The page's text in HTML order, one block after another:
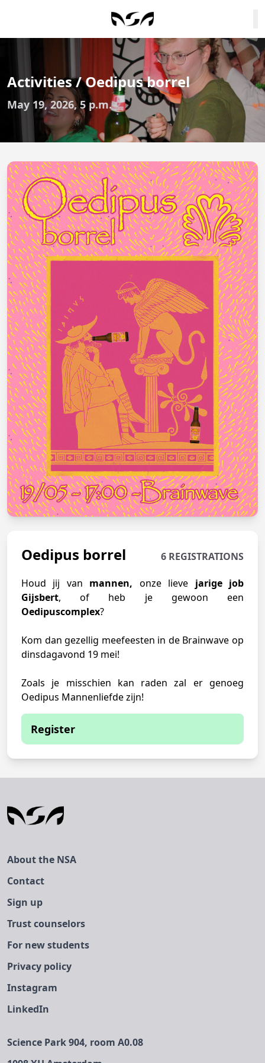
Activities / Oedipus borrel
May 19, 2026, 5 p.m.
Oedipus borrel 6 REGISTRATIONS
Houd jij van mannen, onze lieve jarige job
Gijsbert, of heb je gewoon een
Oedipuscomplex?
Kom dan gezellig meefeesten in de Brainwave op
dinsdagavond 19 mei!
Zoals je misschien kan raden zal er genoeg
Oedipus Mannenliefde zijn!
Register
About the NSA
Contact
Sign up
Trust counselors
For new students
Privacy policy
Instagram
LinkedIn
Science Park 904, room A0.08